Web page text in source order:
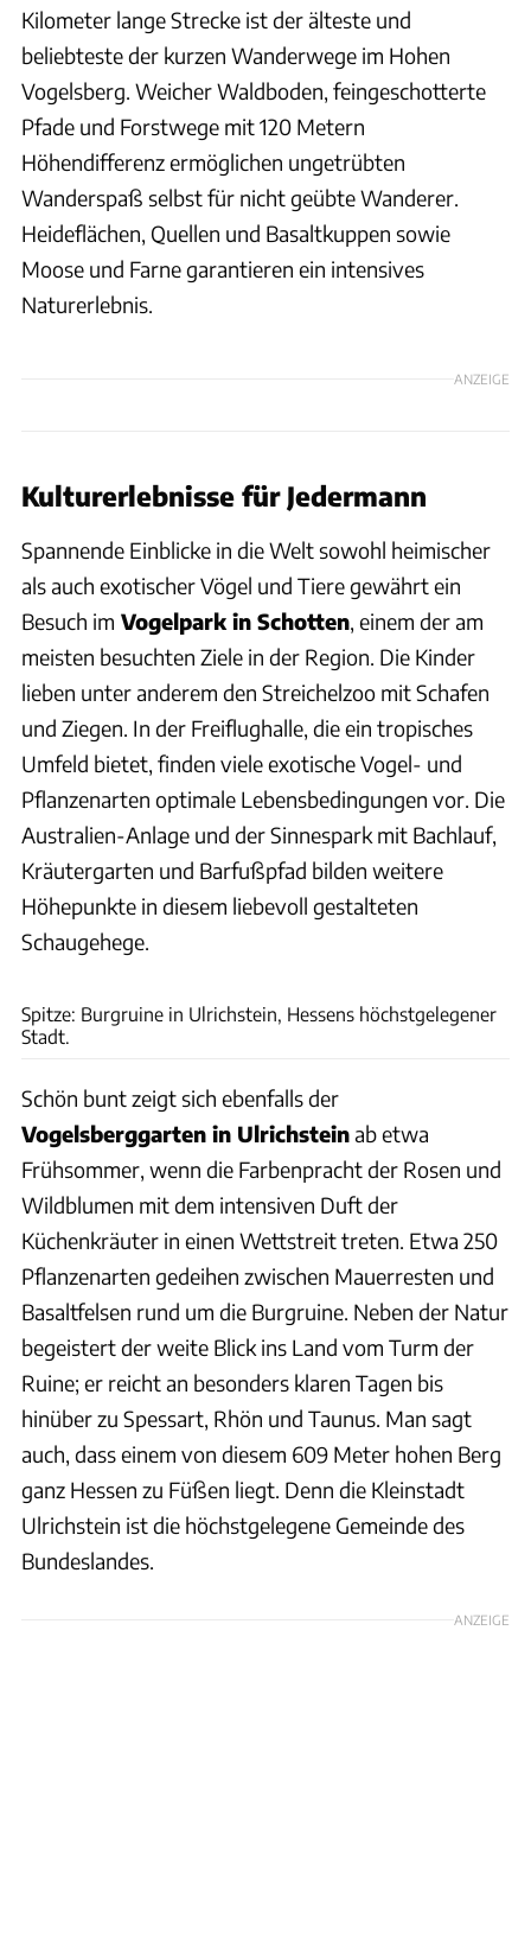
Kilometer lange Strecke ist der älteste und
beliebteste der kurzen Wanderwege im Hohen
Vogelsberg. Weicher Waldboden, feingeschotterte
Pfade und Forstwege mit 120 Metern
Höhendifferenz ermöglichen ungetrübten
Wanderspaß selbst für nicht geübte Wanderer.
Heideflächen, Quellen und Basaltkuppen sowie
Moose und Farne garantieren ein intensives
Naturerlebnis.
ANZEIGE
Kulturerlebnisse für Jedermann
Spannende Einblicke in die Welt sowohl heimischer
als auch exotischer Vögel und Tiere gewährt ein
Besuch im Vogelpark in Schotten, einem der am
meisten besuchten Ziele in der Region. Die Kinder
lieben unter anderem den Streichelzoo mit Schafen
und Ziegen. In der Freiflughalle, die ein tropisches
Umfeld bietet, finden viele exotische Vogel- und
Pflanzenarten optimale Lebensbedingungen vor. Die
Australien-Anlage und der Sinnespark mit Bachlauf,
Kräutergarten und Barfußpfad bilden weitere
Höhepunkte in diesem liebevoll gestalteten
Schaugehege.
Spitze: Burgruine in Ulrichstein, Hessens höchstgelegener
Stadt.
Schön bunt zeigt sich ebenfalls der
Vogelsberggarten in Ulrichsteinab etwa
Frühsommer, wenn die Farbenpracht der Rosen und
Wildblumen mit dem intensiven Duft der
Küchenkräuter in einen Wettstreit treten. Etwa 250
Pflanzenarten gedeihen zwischen Mauerresten und
Basaltfelsen rund um die Burgruine. Neben der Natur
begeistert der weite Blick ins Land vom Turm der
Ruine; er reicht an besonders klaren Tagen bis
hinüber zu Spessart, Rhön und Taunus. Man sagt
auch, dass einem von diesem 609 Meter hohen Berg
ganz Hessen zu Füßen liegt. Denn die Kleinstadt
Ulrichstein ist die höchstgelegene Gemeinde des
Bundeslandes.
ANZEIGE